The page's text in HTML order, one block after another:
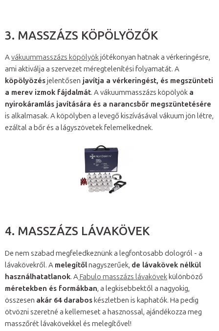
3. MASSZÁZS KÖPÖLYÖZŐK
Avákuummasszázs köpölyökjótékonyan hatnak a vérkeringésre,
ami aktiválja a szervezet méregtelenítési folyamatát. A
köpölyözésjelentősen javítja a vérkeringést, és megszünteti
a merev izmok fájdalmát. A vákuummasszázs köpölyök a
nyirokáramlás javítására és a narancsbőr megszüntetésére
is alkalmasak. A köpölyben a levegő kiszívásával vákuum jön létre,
ezáltal a bőr és a lágyszövetek felemelkednek.
4. MASSZÁZS LÁVAKÖVEK
De nem szabad megfeledkeznünk a legfontosabb dologról - a
lávakövekről. A melegítőlnagyszerűek, de lávakövek nélkül
használhatatlanok. AFabulo masszázs lávakövek különböző
méretekben és formákban, a legkisebbektől a nagyokig,
összesen akár 64 darabos készletben is kaphatók. Ha pedig
ötvözni szeretné a kellemeset a hasznossal, ajándékozza meg
masszőrét lávakövekkel és melegítővel!